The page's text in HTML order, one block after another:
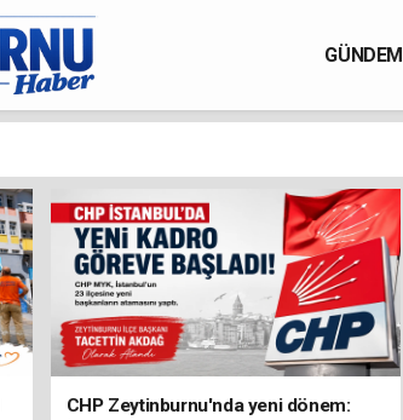
GÜNDEM
CHP Zeytinburnu'nda yeni dönem: